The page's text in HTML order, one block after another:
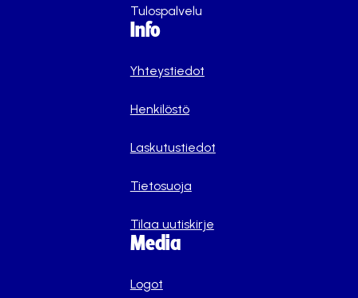
Tulospalvelu
Info
Yhteystiedot
Henkilöstö
Laskutustiedot
Tietosuoja
Tilaa uutiskirje
Media
Logot